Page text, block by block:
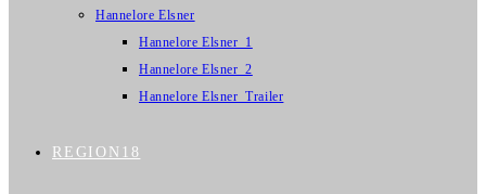
Hannelore Elsner
Hannelore Elsner_1
Hannelore Elsner_2
Hannelore Elsner_Trailer
REGION18